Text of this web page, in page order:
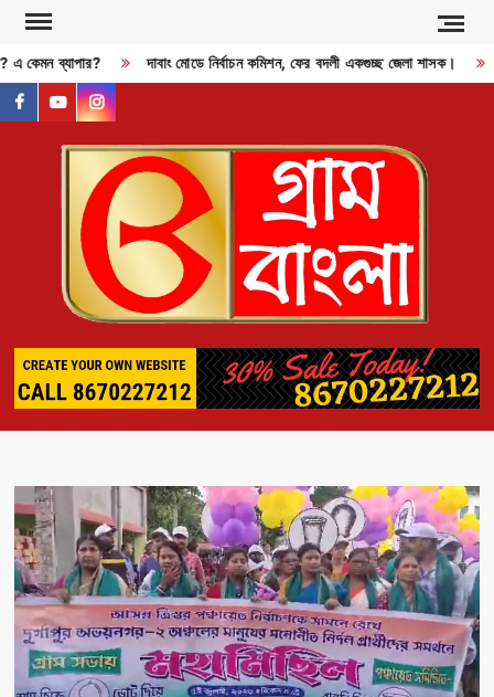
Skip
content
এ কেমন ব্যাপার? দাবাং মোডে নির্বাচন কমিশন, ফের বদলী একগুচ্ছ জেলা শাসক।
facebook
youtubeinstagram